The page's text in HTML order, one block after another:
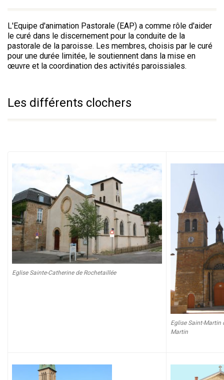
L'Equipe d'animation Pastorale (EAP) a comme rôle d'aider
le curé dans le discernement pour la conduite de la
pastorale de la paroisse. Les membres, choisis par le curé
pour une durée limitée, le soutiennent dans la mise en
œuvre et la coordination des activités paroissiales.
Les différents clochers
Eglise Sainte-Catherine de Rochetaillée
Eglise Saint-Martin
Martin